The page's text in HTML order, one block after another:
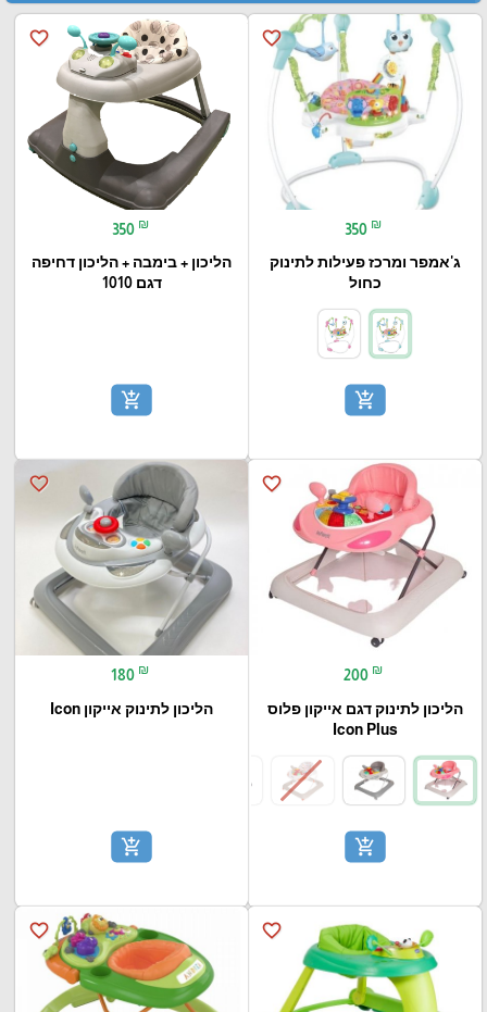
favorite_border
350 ₪
ג'אמפר ומרכז פעילות לתינוק
כחול
add_shopping_cart
favorite_border
350 ₪
הליכון + בימבה + הליכון דחיפה
דגם 1010
add_shopping_cart
favorite_border
200 ₪
הליכון לתינוק דגם אייקון פלוס
Icon Plus
add_shopping_cart
favorite_border
180 ₪
הליכון לתינוק אייקון Icon
add_shopping_cart
favorite_border
favorite_border